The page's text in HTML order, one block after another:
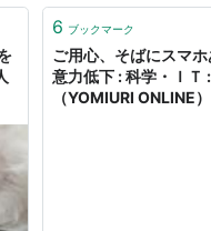
6 ブックマーク
ご用心、そばにスマ
意力低下 : 科学・ＩＴ
（YOMIURI ONLINE）